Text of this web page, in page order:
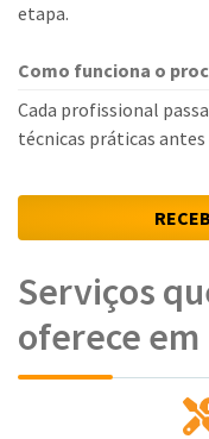
etapa.
Como funciona o
Cada profissional
técnicas práticas
Serviços
oferece em